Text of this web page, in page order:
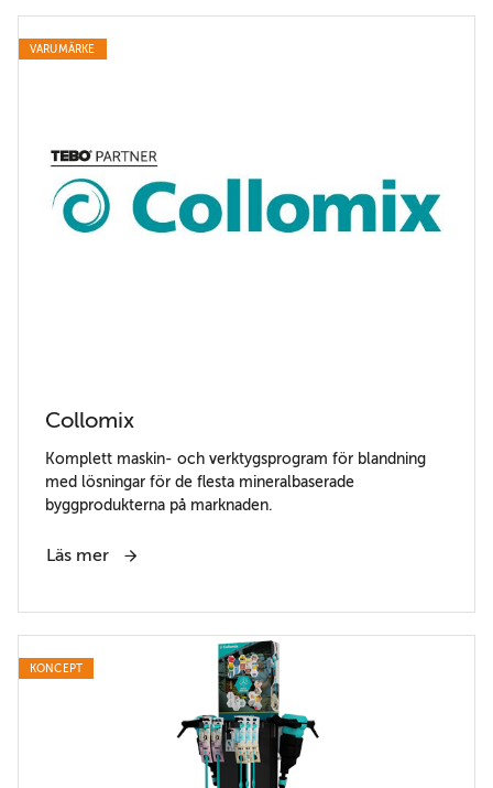
VARUMÄRKE
Collomix
Komplett maskin- och verktygsprogram för blandning
med lösningar för de flesta mineralbaserade
byggprodukterna på marknaden.
Läs mer
KONCEPT